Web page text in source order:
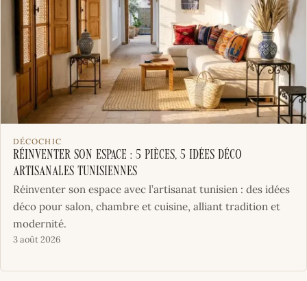
DÉCOCHIC
Réinventer son espace : 5 pièces, 5 idées déco
artisanales tunisiennes
Réinventer son espace avec l’artisanat tunisien : des idées
déco pour salon, chambre et cuisine, alliant tradition et
modernité.
3 août 2026